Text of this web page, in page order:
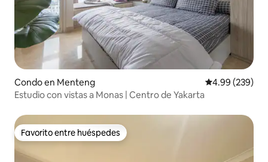
Condo en Menteng Calificación
4.99 (239)
Estudio con vistas a Monas | Centro de Yakarta
Favorito entre huéspedes
Favorito entre huéspedes